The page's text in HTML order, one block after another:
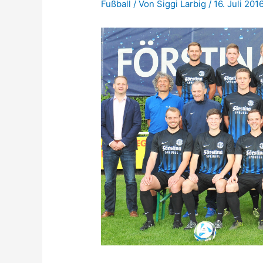
Fußball / Von Siggi Larbig/ 16. Juli